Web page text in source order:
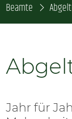
ÜBER UNS
GDL-JUGEND
Beamte
Jahr für